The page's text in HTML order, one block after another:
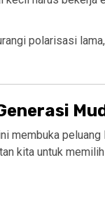
polarisasi
membuka
kita untuk